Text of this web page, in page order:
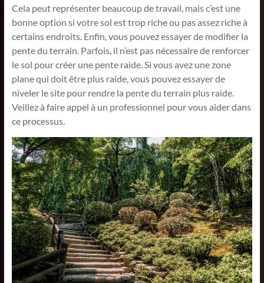
Cela peut représenter beaucoup de travail, mais c’est une
bonne option si votre sol est trop riche ou pas assez riche à
certains endroits. Enfin, vous pouvez essayer de modifier la
pente du terrain. Parfois, il n’est pas nécessaire de renforcer
le sol pour créer une pente raide. Si vous avez une zone
plane qui doit être plus raide, vous pouvez essayer de
niveler le site pour rendre la pente du terrain plus raide.
Veillez à faire appel à un professionnel pour vous aider dans
ce processus.